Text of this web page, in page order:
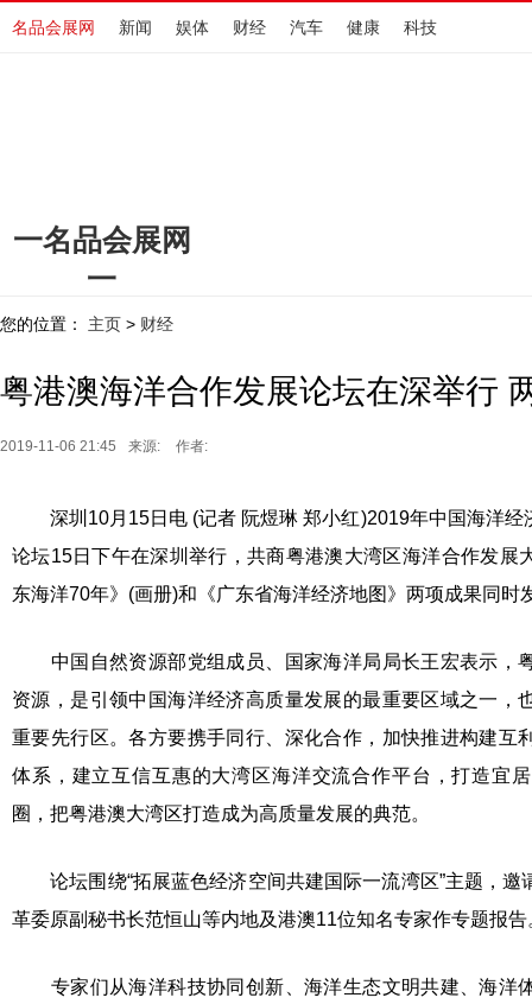
名品会展网 新闻 娱体 财经 汽车 健康 科技
一名品会展网
一
您的位置： 主页 > 财经
粤港澳海洋合作发展论坛在深举行
2019-11-06 21:45 来源: 作者:
深圳10月15日电 (记者 阮煜琳 郑小红)2019年中国海洋经
论坛15日下午在深圳举行，共商粤港澳大湾区海洋合作发展
东海洋70年》(画册)和《广东省海洋经济地图》两项成果同时
中国自然资源部党组成员、国家海洋局局长王宏表示，
资源，是引领中国海洋经济高质量发展的最重要区域之一，
重要先行区。各方要携手同行、深化合作，加快推进构建互
体系，建立互信互惠的大湾区海洋交流合作平台，打造宜
圈，把粤港澳大湾区打造成为高质量发展的典范。
论坛围绕“拓展蓝色经济空间共建国际一流湾区”主题，邀
革委原副秘书长范恒山等内地及港澳11位知名专家作专题报告
专家们从海洋科技协同创新、海洋生态文明共建、海洋